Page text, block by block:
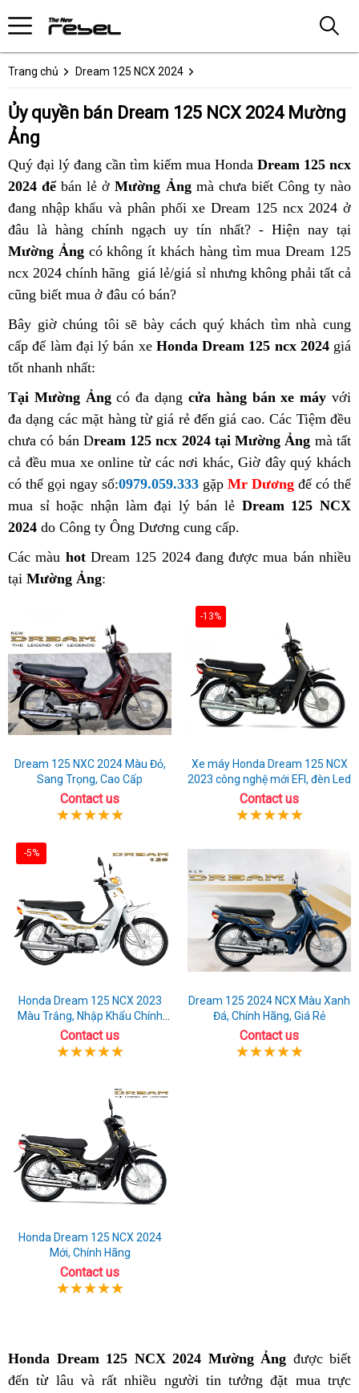
Trang chủ Dream 125 NCX 2024
Ủy quyền bán Dream 125 NCX 2024 Mường
Ảng
Quý đại lý đang cần tìm kiếm mua Honda Dream 125 ncx
2024 đểbán lẻ ở Mường Ảngmà chưa biết Công ty nào
đang nhập khẩu và phân phối xe Dream 125 ncx 2024 ở
đâu là hàng chính ngạch uy tín nhất? - Hiện nay tại
Mường Ảngcó không ít khách hàng tìm mua Dream 125
ncx 2024 chính hãng giá lẻ/giá sỉ nhưng không phải tất cả
cũng biết mua ở đâu có bán?
Bây giờ chúng tôi sẽ bày cách quý khách tìm nhà cung
cấp để làm đại lý bán xe Honda Dream 125 ncx 2024giá
tốt nhanh nhất:
Tại Mường Ảngcó đa dạng cửa hàng bán xe máy với
đa dạng các mặt hàng từ giá rẻ đến giá cao. Các Tiệm đều
chưa có bán Dream 125 ncx 2024 tại Mường Ảng mà tất
cả đều mua xe online từ các nơi khác, Giờ đây quý khách
có thể gọi ngay số:0979.059.333 gặp Mr Dương để có thể
mua sỉ hoặc nhận làm đại lý bán lẻ Dream 125 NCX
2024 do Công ty Ông Dương cung cấp.
Các màu hotDream 125 2024 đang được mua bán nhiều
tại Mường Ảng:
Dream 125 NXC 2024 Màu Đỏ,
Sang Trọng, Cao Cấp
Contact us
-13%
Xe máy Honda Dream 125 NCX
2023 công nghệ mới EFI, đèn Led
Contact us
-5%
Honda Dream 125 NCX 2023
Màu Trắng, Nhập Khẩu Chính
Hãng
Contact us
Dream 125 2024 NCX Màu Xanh
Đá, Chính Hãng, Giá Rẻ
Contact us
Honda Dream 125 NCX 2024
Mới, Chính Hãng
Contact us
Honda Dream 125 NCX 2024 Mường Ảng được biết
đến từ lâu và rất nhiều người tin tưởng đặt mua trực